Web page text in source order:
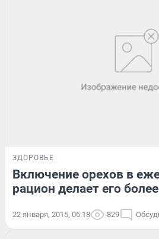
ЗДОРОВЬЕ
Включение орехов в
рацион делает его
22 января, 2015, 06:18 829